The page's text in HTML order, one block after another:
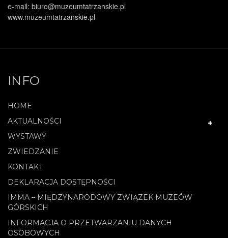
e-mail: biuro@muzeumtatrzanskie.pl
www.muzeumtatrzanskie.pl
INFO
HOME
AKTUALNOŚCI
WYSTAWY
ZWIEDZANIE
KONTAKT
DEKLARACJA DOSTĘPNOŚCI
IMMA – MIĘDZYNARODOWY ZWIĄZEK MUZEÓW
GÓRSKICH
INFORMACJA O PRZETWARZANIU DANYCH
OSOBOWYCH